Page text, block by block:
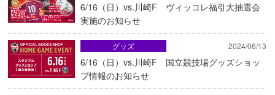
6/16（日）vs.川崎F ヴィッコレ福引大抽選会
実施のお知らせ
2024/06/13
6/16（日）vs.川崎F 国立競技場グッズショッ
プ情報のお知らせ
グッズ